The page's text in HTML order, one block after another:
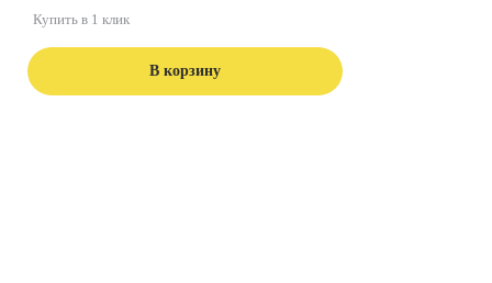
В корзину
Купить в 1 клик